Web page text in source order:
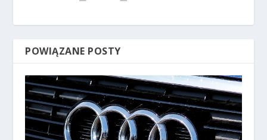
POWIĄZANE POSTY